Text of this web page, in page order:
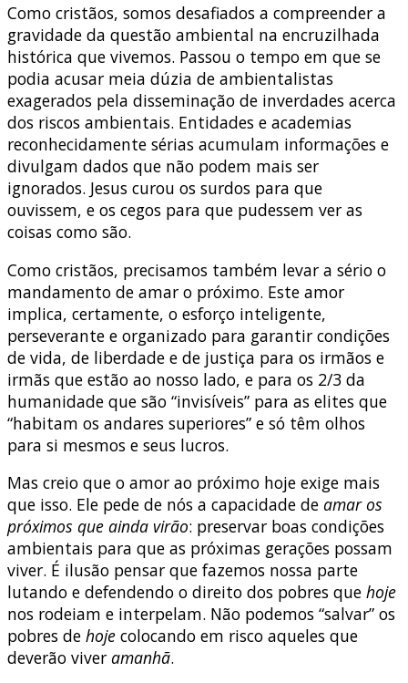
Como cristãos, somos desafiados a compreender a
gravidade da questão ambiental na encruzilhada
histórica que vivemos. Passou o tempo em que se
podia acusar meia dúzia de ambientalistas
exagerados pela disseminação de inverdades acerca
dos riscos ambientais. Entidades e academias
reconhecidamente sérias acumulam informações e
divulgam dados que não podem mais ser
ignorados. Jesus curou os surdos para que
ouvissem, e os cegos para que pudessem ver as
coisas como são.
Como cristãos, precisamos também levar a sério o
mandamento de amar o próximo. Este amor
implica, certamente, o esforço inteligente,
perseverante e organizado para garantir condições
de vida, de liberdade e de justiça para os irmãos e
irmãs que estão ao nosso lado, e para os 2/3 da
humanidade que são “invisíveis” para as elites que
“habitam os andares superiores” e só têm olhos
para si mesmos e seus lucros.
Mas creio que o amor ao próximo hoje exige mais
que isso. Ele pede de nós a capacidade de amar os
próximos que ainda virão: preservar boas condições
ambientais para que as próximas gerações possam
viver. É ilusão pensar que fazemos nossa parte
lutando e defendendo o direito dos pobres que hoje
nos rodeiam e interpelam. Não podemos “salvar” os
pobres de hoje colocando em risco aqueles que
deverão viver amanhã.